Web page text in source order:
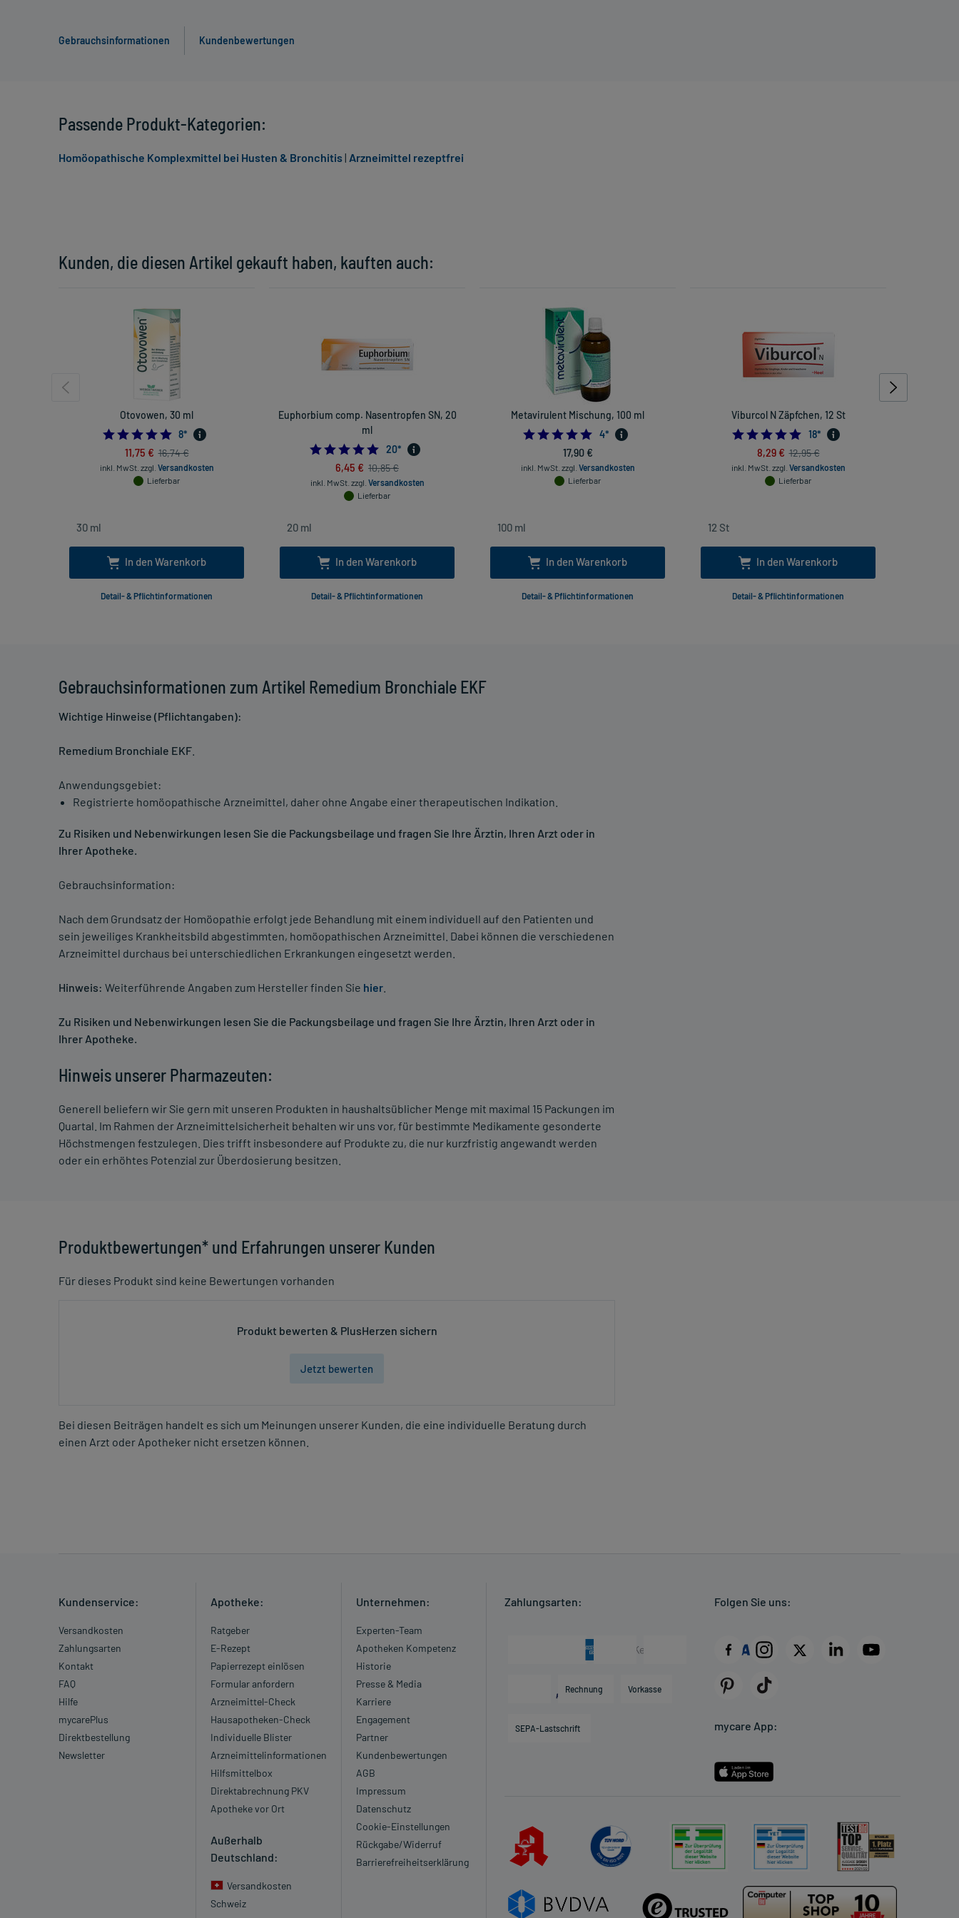
Gebrauchsinformationen Kundenbewertungen
Gebrauchsinformationen zum Artikel Remedium Bronchiale EKF
Wichtige Hinweise (Pflichtangaben):
Remedium Bronchiale EKF
Anwendungsgebiet:
Registrierte homöopathische Arzneimittel, daher ohne Angabe einer therapeutischen Indikation.
Zu Risiken und Nebenwirkungen lesen Sie die Packungsbeilage und fragen Sie Ihre Ärztin, Ihren Arzt oder in
Ihrer Apotheke.
Gebrauchsinformation:
Nach dem Grundsatz der Homöopathie erfolgt jede Behandlung mit einem individuell auf den Patienten und
sein jeweiliges Krankheitsbild abgestimmten, homöopathischen Arzneimittel. Dabei können die verschiedenen
Arzneimittel durchaus bei unterschiedlichen Erkrankungen eingesetzt werden.
Hinweis: Weiterführende Angaben zum Hersteller finden Sie hier
Zu Risiken und Nebenwirkungen lesen Sie die Packungsbeilage und fragen Sie Ihre Ärztin, Ihren Arzt oder in
Ihrer Apotheke.
Hinweis unserer Pharmazeuten:
Generell beliefern wir Sie gern mit unseren Produkten in haushaltsüblicher Menge mit maximal 15 Packungen im
Quartal. Im Rahmen der Arzneimittelsicherheit behalten wir uns vor, für bestimmte Medikamente gesonderte
Höchstmengen festzulegen. Dies trifft insbesondere auf Produkte zu, die nur kurzfristig angewandt werden
oder ein erhöhtes Potenzial zur Überdosierung besitzen.
Produktbewertungen* und Erfahrungen unserer Kunden
Für dieses Produkt sind keine Bewertungen vorhanden
Produkt bewerten & PlusHerzen sichern
Jetzt bewerten
Bei diesen Beiträgen handelt es sich um Meinungen unserer Kunden, die eine individuelle Beratung durch
einen Arzt oder Apotheker nicht ersetzen können.
Kunden, die diesen Artikel gekauft haben, kauften auch:
Otovowen, 30 ml
4.875
8*
11,75 € 16,74 €
inkl. MwSt. zzgl. Versandkosten
Lieferbar
In den Warenkorb
Detail- & Pflichtinformationen
Euphorbium comp. Nasentropfen SN, 20
ml
5.0
20*
6,45 € 10,85 €
inkl. MwSt. zzgl. Versandkosten
Lieferbar
In den Warenkorb
Detail- & Pflichtinformationen
Metavirulent Mischung, 100 ml
5.0
4*
17,90 €
inkl. MwSt. zzgl. Versandkosten
Lieferbar
In den Warenkorb
Detail- & Pflichtinformationen
Viburcol N Zäpfchen, 12 St
4.888888888888889
18*
8,29 € 12,95 €
inkl. MwSt. zzgl. Versandkosten
Lieferbar
In den Warenkorb
Detail- & Pflichtinformationen
Passende Produkt-Kategorien:
Homöopathische Komplexmittel bei Husten & Bronchitis| Arzneimittel rezeptfrei
Kundenservice:
Versandkosten
Zahlungsarten
Kontakt
FAQ
Hilfe
mycarePlus
Direktbestellung
Newsletter
Apotheke:
Ratgeber
E-Rezept
Papierrezept einlösen
Formular anfordern
Arzneimittel-Check
Hausapotheken-Check
Individuelle Blister
Arzneimittelinformationen
Hilfsmittelbox
Direktabrechnung PKV
Apotheke vor Ort
Außerhalb
Deutschland:
Versandkosten
Schweiz
Unternehmen:
Experten-Team
Apotheken Kompetenz
Historie
Presse & Media
Karriere
Engagement
Partner
Kundenbewertungen
AGB
Impressum
Datenschutz
Cookie-Einstellungen
Rückgabe/Widerruf
Barrierefreiheitserklärung
Zahlungsarten:
Rechnung Vorkasse
SEPA-Lastschrift
Folgen Sie uns:
mycare App: